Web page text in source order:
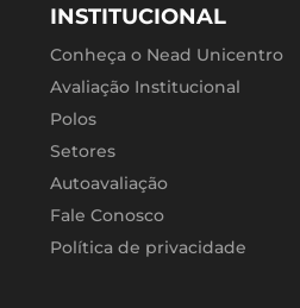
INSTITUCIONAL
Conheça o Nead Unicentro
Avaliação Institucional
Polos
Setores
Autoavaliação
Fale Conosco
Política de privacidade